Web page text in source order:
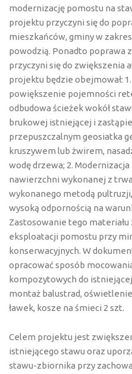
modernizację pomostu na
projektu przyczyni się do
mieszkańców, gminy w
powodzią. Ponadto poprawa
przyczyni się do zwiększenia
projektu będzie obejmował:
powiększenie pojemności
odbudowa ścieżek wokół
brukowej istniejącej i
przepuszczalnym geosiatka
kruszywem lub żwirem,
wodę drzewa; 2.
nawierzchni wykonanej z
wykonanego metodą
wysoką odpornością na
Zastosowanie tego materiału
eksploatacji pomostu przy
konserwacyjnych. W
opracować sposób
kompozytowych do
montaż balustrad,
ławek, kosze na śmieci 2 szt.
Celem projektu jest
istniejącego stawu oraz
stawu-zbiornika przy